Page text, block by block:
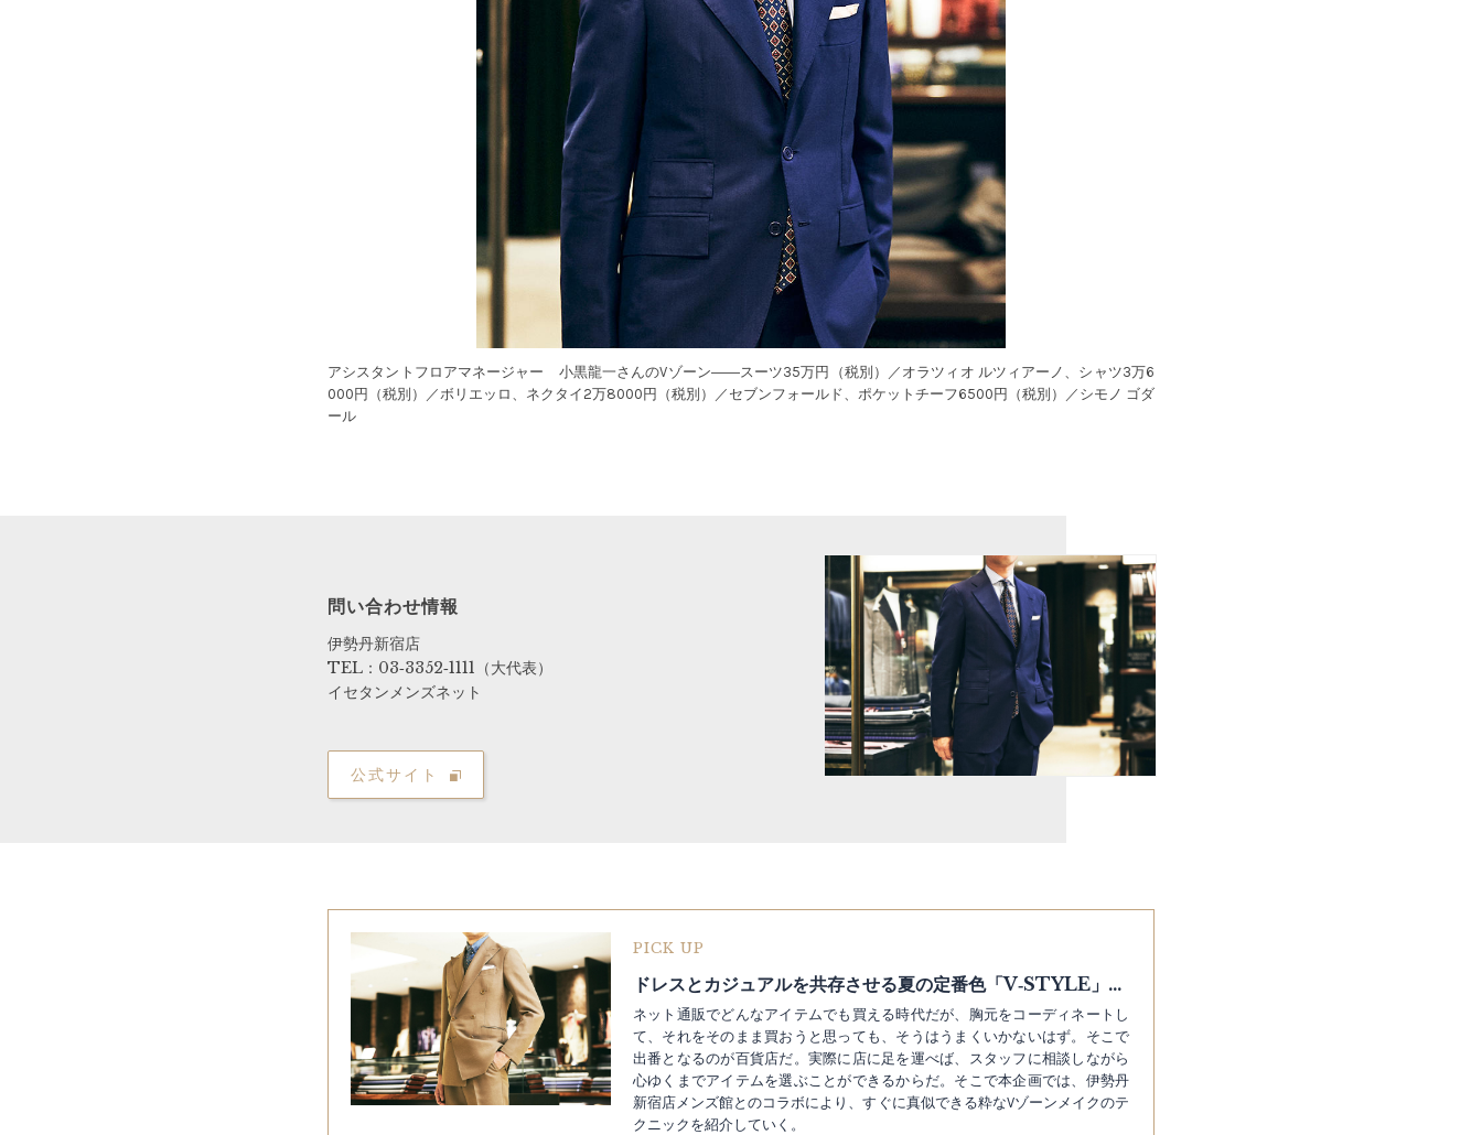
アシスタントフロアマネージャー 小黒龍一さんのVゾーン――スーツ35万円（税別）／オラツィオ ルツィアーノ、シャツ3万6
000円（税別）／ボリエッロ、ネクタイ2万8000円（税別）／セブンフォールド、ポケットチーフ6500円（税別）／シモノ ゴダ
ール
問い合わせ情報
伊勢丹新宿店
TEL：03‐3352‐1111（大代表）
イセタンメンズネット
公式サイト
PICK UP
ドレスとカジュアルを共存させる夏の定番色「V‐STYLE」#11
ネット通販でどんなアイテムでも買える時代だが、胸元をコーディネートし
て、それをそのまま買おうと思っても、そうはうまくいかないはず。そこで
出番となるのが百貨店だ。実際に店に足を運べば、スタッフに相談しながら
心ゆくまでアイテムを選ぶことができるからだ。そこで本企画では、伊勢丹
新宿店メンズ館とのコラボにより、すぐに真似できる粋なVゾーンメイクのテ
クニックを紹介していく。